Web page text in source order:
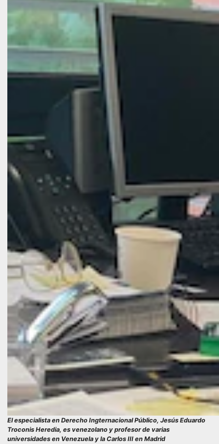
El especialista en Derecho Ingternacional Público, Jesús Eduardo
Troconis Heredia, es venezolano y profesor de varias
universidades en Venezuela y la Carlos III en Madrid